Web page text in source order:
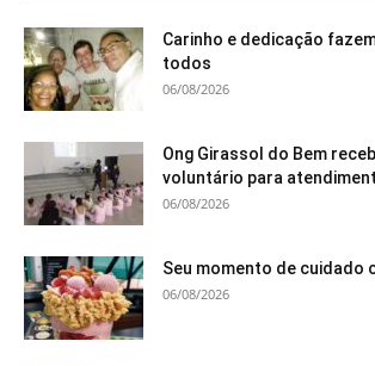
Carinho e dedicação
todos
06/08/2026
Ong Girassol do Bem
voluntário para
06/08/2026
Seu momento de cuidado
06/08/2026